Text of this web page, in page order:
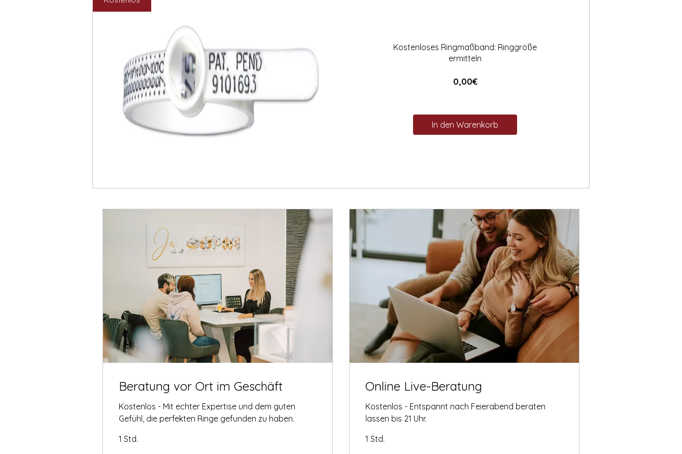
Kostenloses Ringmaßband: Ringgröße
ermitteln
0,00€Preis
In den Warenkorb
Beratung vor Ort im Geschäft
Kostenlos - Mit echter Expertise und dem guten
Gefühl, die perfekten Ringe gefunden zu haben.
1 Std.
Online Live-Beratung
Kostenlos - Entspannt nach Feierabend beraten
lassen bis 21 Uhr.
1 Std.